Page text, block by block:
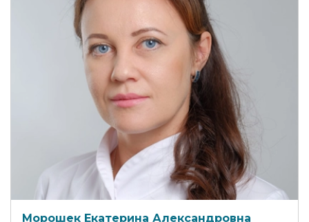
Морошек Екатерина Александровна